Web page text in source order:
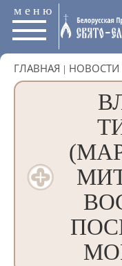
меню
ГЛАВНАЯ | НОВОСТИ